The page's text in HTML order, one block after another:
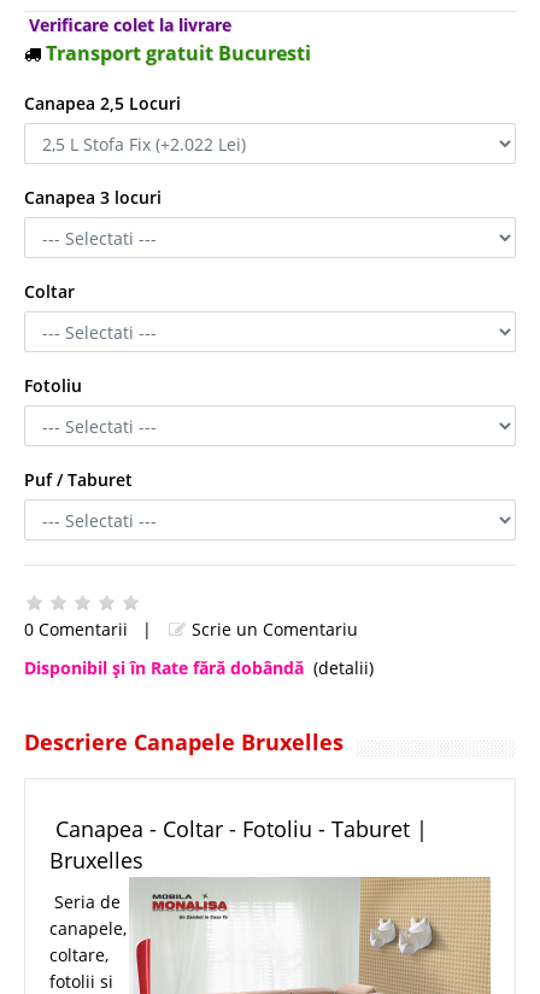
Verificare colet la livrare
Transport gratuit Bucuresti
Canapea 2,5 Locuri
Canapea 3 locuri
Coltar
Fotoliu
Puf / Taburet
0 Comentarii |
Scrie un Comentariu
Disponibil şi în Rate fără dobândă (detalii)
Descriere Canapele Bruxelles
Canapea - Coltar - Fotoliu - Taburet |
Bruxelles
Seria de
canapele,
coltare,
fotolii si